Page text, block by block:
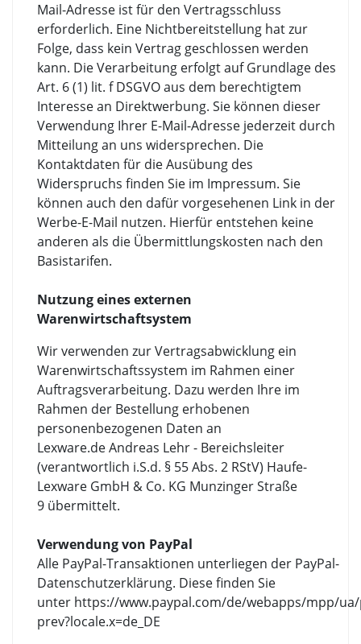
Mail-Adresse ist für den Vertragsschluss
erforderlich. Eine Nichtbereitstellung hat zur
Folge, dass kein Vertrag geschlossen werden
kann. Die Verarbeitung erfolgt auf Grundlage des
Art. 6 (1) lit. f DSGVO aus dem berechtigtem
Interesse an Direktwerbung. Sie können dieser
Verwendung Ihrer E-Mail-Adresse jederzeit durch
Mitteilung an uns widersprechen. Die
Kontaktdaten für die Ausübung des
Widerspruchs finden Sie im Impressum. Sie
können auch den dafür vorgesehenen Link in der
Werbe-E-Mail nutzen. Hierfür entstehen keine
anderen als die Übermittlungskosten nach den
Basistarifen.
Nutzung eines externen
Warenwirtschaftsystem
Wir verwenden zur Vertragsabwicklung ein
Warenwirtschaftssystem im Rahmen einer
Auftragsverarbeitung. Dazu werden Ihre im
Rahmen der Bestellung erhobenen
personenbezogenen Daten an
Lexware.de Andreas Lehr - Bereichsleiter
(verantwortlich i.S.d. § 55 Abs. 2 RStV) Haufe-
Lexware GmbH & Co. KG Munzinger Straße
9 übermittelt.
Verwendung von PayPal
Alle PayPal-Transaktionen unterliegen der PayPal-
Datenschutzerklärung. Diese finden Sie
unter https://www.paypal.com/de/webapps/mpp/
prev?locale.x=de_DE